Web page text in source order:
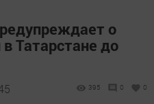
о
Татарстане до
395 0 0